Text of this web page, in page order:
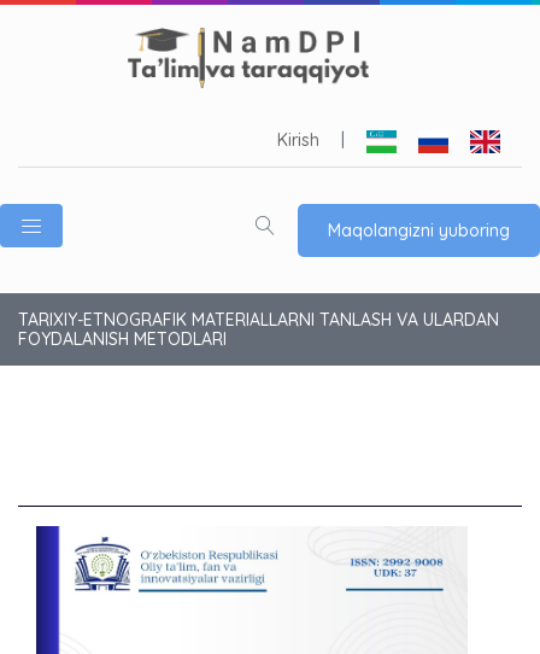
Kirish
Maqolangizni yuboring
TARIXIY-ETNOGRAFIK MATERIALLARNI TANLASH VA ULARDAN
FOYDALANISH METODLARI